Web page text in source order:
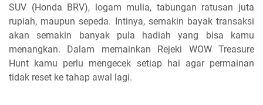
SUV (Honda BRV), logam mulia, tabungan ratusan juta
rupiah, maupun sepeda. Intinya, semakin bayak transaksi
akan semakin banyak pula hadiah yang bisa kamu
menangkan. Dalam memainkan Rejeki WOW Treasure
Hunt kamu perlu mengecek setiap hai agar permainan
tidak reset ke tahap awal lagi.